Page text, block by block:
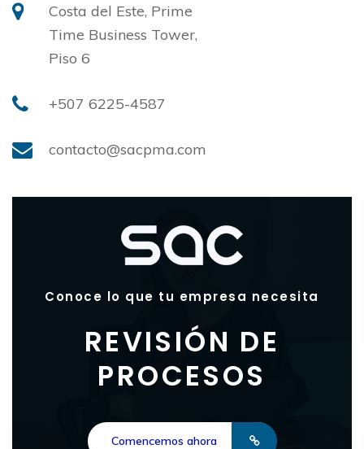
Costa del Este, Prime
Time Business Tower,
Piso 6
+507 6225-4587
contacto@sacpma.com
Conoce lo que tu empresa necesita
REVISIÓN DE
PROCESOS
Comencemos ahora